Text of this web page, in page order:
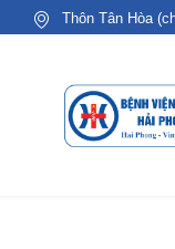
Thôn Tân Hòa